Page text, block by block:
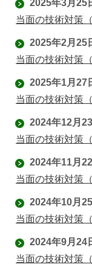
2025年3月25
当面の技術対策
2025年2月25
当面の技術対策
2025年1月27
当面の技術対策
2024年12月
当面の技術対策
2024年11月
当面の技術対策
2024年10月
当面の技術対策
2024年9月24
当面の技術対策